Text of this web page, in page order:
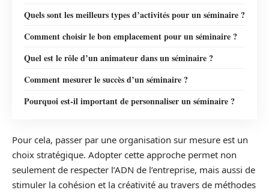
Quels sont les meilleurs types d’activités pour un séminaire ?
Comment choisir le bon emplacement pour un séminaire ?
Quel est le rôle d’un animateur dans un séminaire ?
Comment mesurer le succès d’un séminaire ?
Pourquoi est-il important de personnaliser un séminaire ?
Pour cela, passer par une organisation sur mesure est un
choix stratégique. Adopter cette approche permet non
seulement de respecter l’ADN de l’entreprise, mais aussi de
stimuler la cohésion et la créativité au travers de méthodes